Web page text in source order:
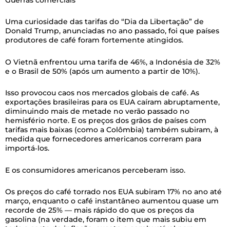
Uma curiosidade das tarifas do “Dia da Libertação” de
Donald Trump, anunciadas no ano passado, foi que países
produtores de café foram fortemente atingidos.
O Vietnã enfrentou uma tarifa de 46%, a Indonésia de 32%
e o Brasil de 50% (após um aumento a partir de 10%).
Isso provocou caos nos mercados globais de café. As
exportações brasileiras para os EUA caíram abruptamente,
diminuindo mais de metade no verão passado no
hemisfério norte. E os preços dos grãos de países com
tarifas mais baixas (como a Colômbia) também subiram, à
medida que fornecedores americanos correram para
importá‑los.
E os consumidores americanos perceberam isso.
Os preços do café torrado nos EUA subiram 17% no ano até
março, enquanto o café instantâneo aumentou quase um
recorde de 25% — mais rápido do que os preços da
gasolina (na verdade, foram o item que mais subiu em